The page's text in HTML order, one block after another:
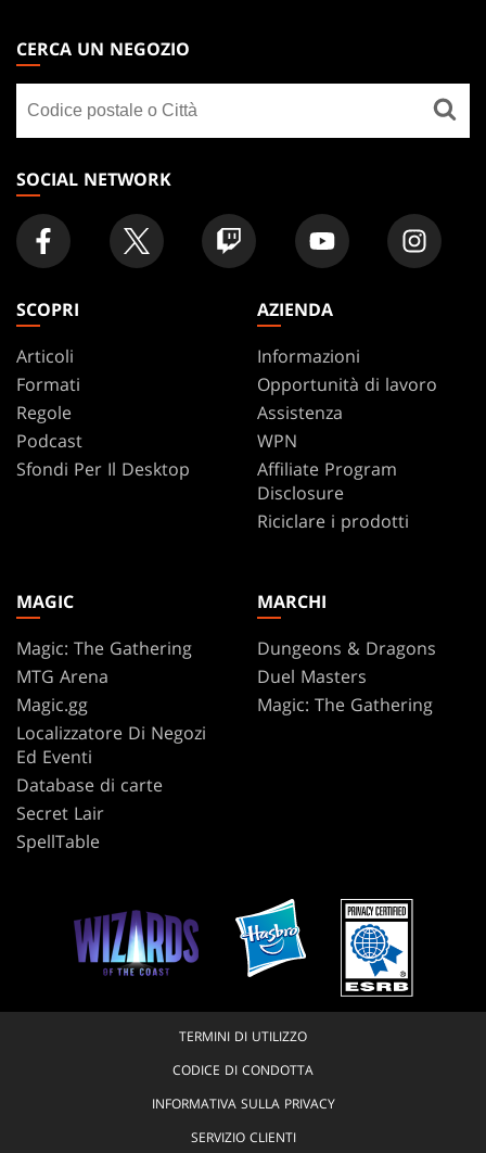
THE
GATHERING
FOOTER
CERCA UN NEGOZIO
un
negozio
SOCIAL NETWORK
SCOPRI
Articoli
Formati
Regole
Podcast
Sfondi Per Il Desktop
AZIENDA
Informazioni
Opportunità di lavoro
Assistenza
WPN
Affiliate Program
Disclosure
Riciclare i prodotti
MAGIC
Magic: The Gathering
MTG Arena
Magic.gg
Localizzatore Di Negozi
Ed Eventi
Database di carte
Secret Lair
SpellTable
MARCHI
Dungeons & Dragons
Duel Masters
Magic: The Gathering
TERMINI DI UTILIZZO
CODICE DI CONDOTTA
INFORMATIVA SULLA PRIVACY
SERVIZIO CLIENTI